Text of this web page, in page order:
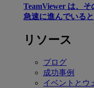
TeamViewer は、
急速に進んでいる
リソース
ブログ
成功事例
イベントとウ